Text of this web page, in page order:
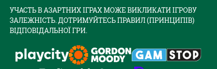
УЧАСТЬ В АЗАРТНИХ ІГРАХ МОЖЕ ВИКЛИКАТИ ІГРОВУ
ЗАЛЕЖНІСТЬ. ДОТРИМУЙТЕСЬ ПРАВИЛ (ПРИНЦИПІВ)
ВІДПОВІДАЛЬНОЇ ГРИ.